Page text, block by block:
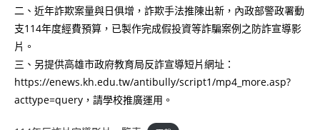
二、近年詐欺案量與日俱增，詐欺手法推陳出新，內政部警政署動
支114年度經費預算，已製作完成假投資等詐騙案例之防詐宣導影
片。
三、另提供高雄市政府教育局反詐宣導短片網址：
https://enews.kh.edu.tw/antibully/script1/mp4_more.asp?
acttype=query，請學校推廣運用。